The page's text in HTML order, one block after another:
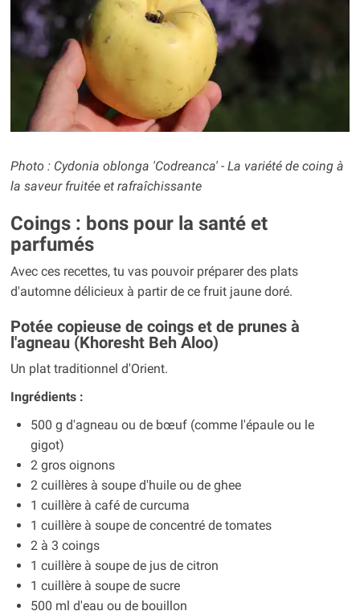
Photo : Cydonia oblonga 'Codreanca' - La variété de coing à
la saveur fruitée et rafraîchissante
Coings : bons pour la santé et
parfumés
Avec ces recettes, tu vas pouvoir préparer des plats
d'automne délicieux à partir de ce fruit jaune doré.
Potée copieuse de coings et de prunes à
l'agneau (Khoresht Beh Aloo)
Un plat traditionnel d'Orient.
Ingrédients :
500 g d'agneau ou de bœuf (comme l'épaule ou le
gigot)
2 gros oignons
2 cuillères à soupe d'huile ou de ghee
1 cuillère à café de curcuma
1 cuillère à soupe de concentré de tomates
2 à 3 coings
1 cuillère à soupe de jus de citron
1 cuillère à soupe de sucre
500 ml d'eau ou de bouillon